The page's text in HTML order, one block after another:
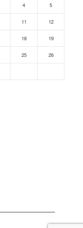
4 5
11 12
18 19
25 26